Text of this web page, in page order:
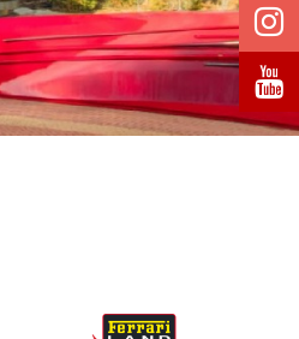
Volg @Pretparken.be
Volg @Pretparkenbe